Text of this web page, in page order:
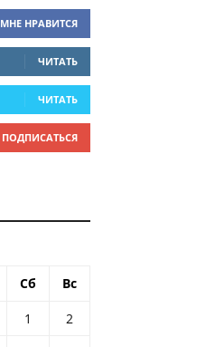
МНЕ НРАВИТСЯ
ЧИТАТЬ
ЧИТАТЬ
ПОДПИСАТЬСЯ
Сб Вс
1
2